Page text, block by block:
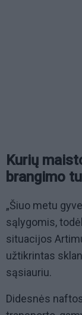
Kurių
brangimo
„Šiuo metu
sąlygomis,
situacijos
užtikrintas
sąsiauriu.
Didesnės